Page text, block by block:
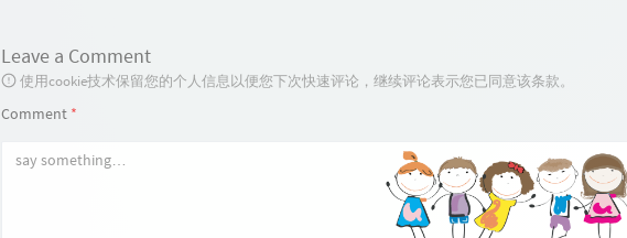
Leave a Comment
使用cookie技术保留您的个人信息以便您下次快速评论，继续评论表示您已同意该条款。
Comment *